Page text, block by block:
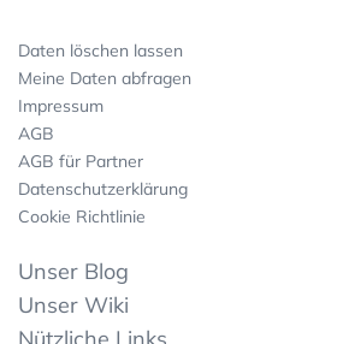
Daten löschen lassen
Meine Daten abfragen
Impressum
AGB
AGB für Partner
Datenschutzerklärung
Cookie Richtlinie
Unser Blog
Unser Wiki